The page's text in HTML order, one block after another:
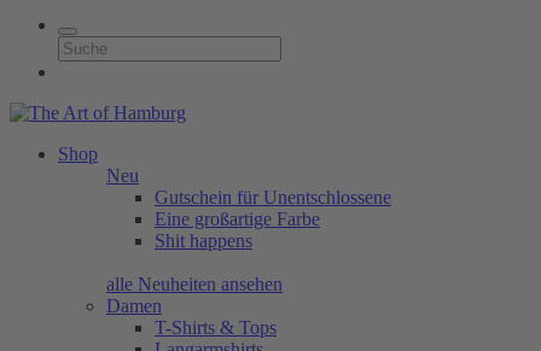
Shop
Neu
Gutschein für Unentschlossene
Eine großartige Farbe
Shit happens
alle Neuheiten ansehen
Damen
T-Shirts & Tops